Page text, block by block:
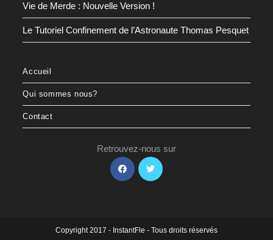
Vie de Merde : Nouvelle Version !
Le Tutoriel Confinement de l’Astronaute Thomas Pesquet
Accueil
Qui sommes nous?
Contact
Retrouvez-nous sur
S’ouvre
dans
S’ouvre
Copyright 2017 - InstantFle - Tous droits réservés